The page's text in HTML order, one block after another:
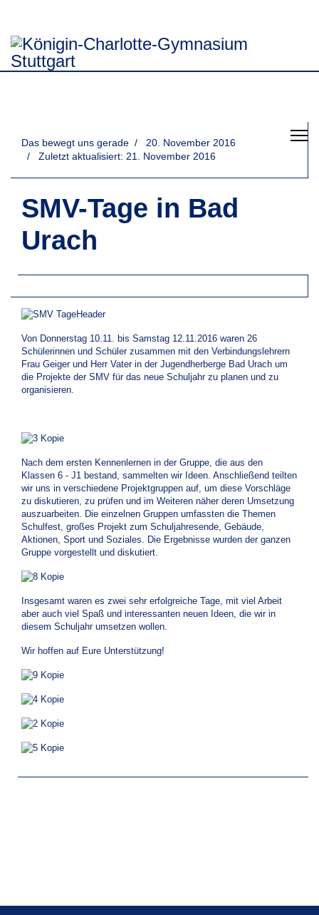
Das bewegt uns gerade
20. November 2016
Zuletzt aktualisiert: 21. November 2016
SMV-Tage in Bad
Urach
Von Donnerstag 10.11. bis Samstag 12.11.2016 waren 26
Schülerinnen und Schüler zusammen mit den Verbindungslehrern
Frau Geiger und Herr Vater in der Jugendherberge Bad Urach um
die Projekte der SMV für das neue Schuljahr zu planen und zu
organisieren.
Nach dem ersten Kennenlernen in der Gruppe, die aus den
Klassen 6 - J1 bestand, sammelten wir Ideen. Anschließend teilten
wir uns in verschiedene Projektgruppen auf, um diese Vorschläge
zu diskutieren, zu prüfen und im Weiteren näher deren Umsetzung
auszuarbeiten. Die einzelnen Gruppen umfassten die Themen
Schulfest, großes Projekt zum Schuljahresende, Gebäude,
Aktionen, Sport und Soziales. Die Ergebnisse wurden der ganzen
Gruppe vorgestellt und diskutiert.
Insgesamt waren es zwei sehr erfolgreiche Tage, mit viel Arbeit
aber auch viel Spaß und interessanten neuen Ideen, die wir in
diesem Schuljahr umsetzen wollen.
Wir hoffen auf Eure Unterstützung!